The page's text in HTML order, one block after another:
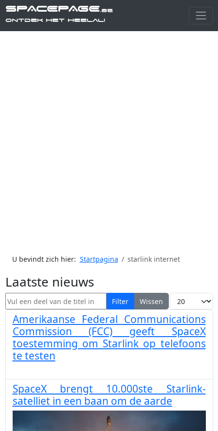
SPACEPAGE.be
Ontdek het heelal!
U bevindt zich hier: Startpagina starlink internet
Laatste nieuws
Vul een deel van de titel in Filter Wissen Toon #
Amerikaanse Federal Communications
Commission (FCC) geeft SpaceX
toestemming om Starlink op telefoons
te testen
SpaceX brengt 10.000ste Starlink-
satelliet in een baan om de aarde